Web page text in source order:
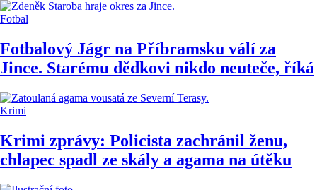
Fotbal
Fotbalový Jágr na Příbramsku válí za
Jince. Starému dědkovi nikdo neuteče, říká
Krimi
Krimi zprávy: Policista zachránil ženu,
chlapec spadl ze skály a agama na útěku